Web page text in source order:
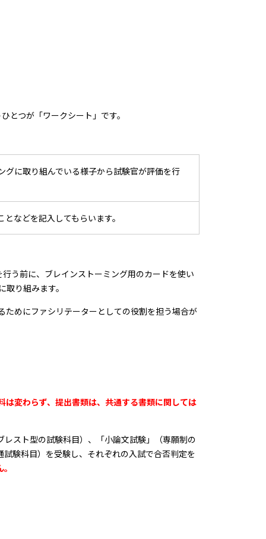
とつが「ワークシート」です。
に取り組んでいる様子から試験官が評価を行
などを記入してもらいます。
う前に、ブレインストーミング用のカードを使い
り組みます。
めにファシリテーターとしての役割を担う場合が
は変わらず、提出書類は、共通する書類に関しては
スト型の試験科目）、「小論文試験」（専願制の
験科目）を受験し、それぞれの入試で合否判定を